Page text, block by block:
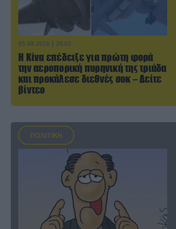
05.08.2026 | 20:02
Η Κίνα επέδειξε για πρώτη φορά
την αεροπορική πυρηνική της τριάδα
και προκάλεσε διεθνές σοκ – Δείτε
βίντεο
ΠΟΛΙΤΙΚΗ